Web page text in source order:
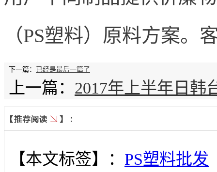
（PS塑料）原料方案。
下一篇： 已经是最后一篇了
上一篇： 2017年上半年日韩
【本文标签】： PS塑料批发